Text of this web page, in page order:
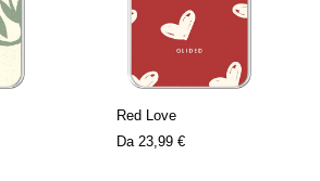
Red Love
Da 23,99 €